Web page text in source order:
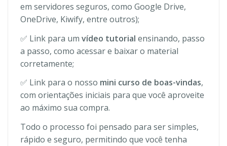
em servidores seguros, como Google Drive,
OneDrive, Kiwify, entre outros);
✅ Link para um vídeo tutorial ensinando, passo
a passo, como acessar e baixar o material
corretamente;
✅ Link para o nosso mini curso de boas-vindas,
com orientações iniciais para que você aproveite
ao máximo sua compra.
Todo o processo foi pensado para ser simples,
rápido e seguro, permitindo que você tenha